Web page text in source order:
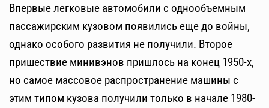
Впервые легковые автомобили с однообъемным
пассажирским кузовом появились еще до войны,
однако особого развития не получили. Второе
пришествие минивэнов пришлось на конец 1950-х,
но самое массовое распространение машины с
этим типом кузова получили только в начале 1980-